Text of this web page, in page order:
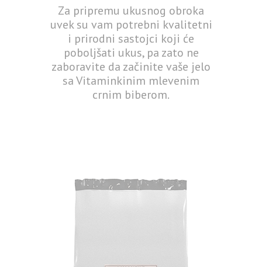
Za pripremu ukusnog obroka
uvek su vam potrebni kvalitetni
i prirodni sastojci koji će
poboljšati ukus, pa zato ne
zaboravite da začinite vaše jelo
sa Vitaminkinim mlevenim
crnim biberom.